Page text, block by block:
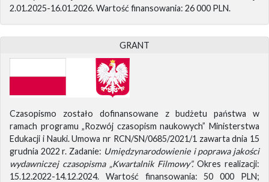
2.01.2025-16.01.2026. Wartość finansowania: 26 000 PLN.
GRANT
Czasopismo zostało dofinansowane z budżetu państwa w
ramach programu „Rozwój czasopism naukowych” Ministerstwa
Edukacji i Nauki. Umowa nr RCN/SN/0685/2021/1 zawarta dnia 15
grudnia 2022 r. Zadanie: Umiędzynarodowienie i poprawa jakości
wydawniczej czasopisma „Kwartalnik Filmowy”.Okres realizacji:
15.12.2022-14.12.2024. Wartość finansowania: 50 000 PLN;